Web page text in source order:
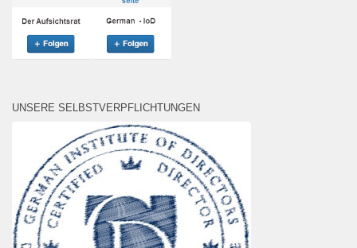
UNSERE SELBSTVERPFLICHTUNGEN